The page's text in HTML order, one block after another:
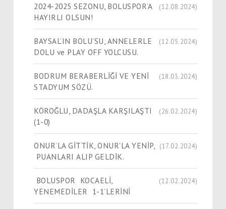
2024-2025 SEZONU, BOLUSPOR’A
HAYIRLI OLSUN!
(12.08.2024)
BAYSAL’IN BOLU’SU, ANNELERLE
DOLU ve PLAY OFF YOLCUSU.
(12.05.2024)
BODRUM BERABERLİĞİ VE YENİ
STADYUM SÖZÜ.
(18.03.2024)
KÖROĞLU, DADAŞLA KARŞILAŞTI
(1-0)
(26.02.2024)
ONUR’LA GİTTİK, ONUR’LA YENİP,
PUANLARI ALIP GELDİK.
(17.02.2024)
BOLUSPOR KOCAELİ,
YENEMEDİLER 1-1’LERİNİ
(12.02.2024)